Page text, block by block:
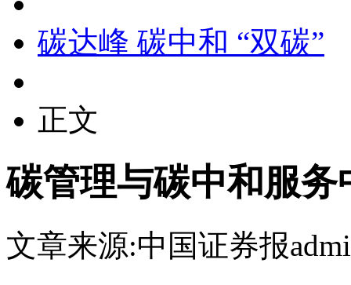
碳达峰 碳中和 “双碳”
正文
碳管理与碳中和服务
文章来源:中国证券报